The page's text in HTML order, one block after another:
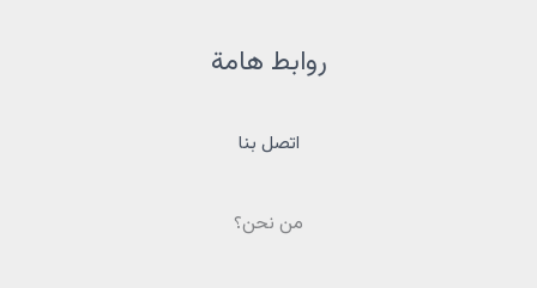
روابط هامة
اتصل بنا
من نحن؟